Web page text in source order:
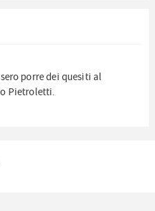
porre dei quesiti al
Pietroletti.